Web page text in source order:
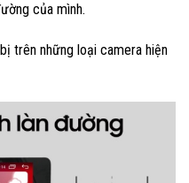
của mình.
trên những loại camera hiện